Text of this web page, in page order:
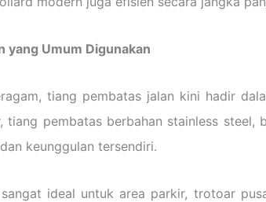
yang Umum Digunakan
tiang pembatas jalan kini hadir
pembatas berbahan stainless
keunggulan tersendiri.
ideal untuk area parkir, trotoar